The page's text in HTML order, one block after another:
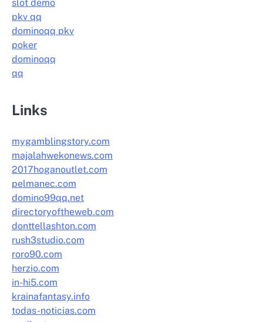
slot demo
pkv qq
dominoqq pkv
poker
dominoqq
qq
Links
mygamblingstory.com
majalahwekonews.com
2017hoganoutlet.com
pelmanec.com
domino99qq.net
directoryoftheweb.com
donttellashton.com
rush3studio.com
roro90.com
herzio.com
in-hi5.com
krainafantasy.info
todas-noticias.com